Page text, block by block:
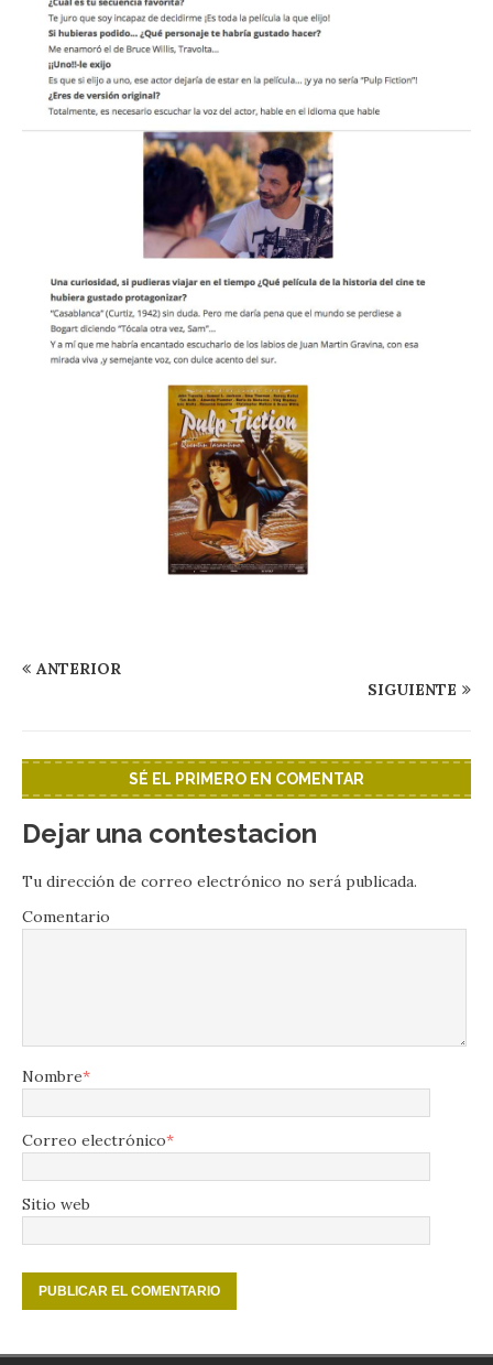
ANTERIOR
SIGUIENTE
SÉ EL PRIMERO EN COMENTAR
Dejar una contestacion
Tu dirección de correo electrónico no será publicada.
Comentario
Nombre*
Correo electrónico*
Sitio web